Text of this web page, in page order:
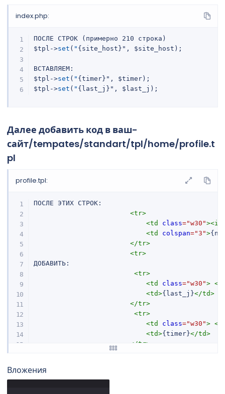
index.php:
ПОСЛЕ СТРОК ( примерно 210 строка )
$tpl->set ( " {site_host} " , $site_host ) ;
ВСТАВЛЯЕМ :
$tpl->set ( " {timer} " , $timer) ;
$tpl->set ( " {last_j } " , $last_j ) ;
Далее добавить код в ваш-
сайт/tempates/standart/tpl/home/profile.t
pl
profile.tpl:
ПОСЛЕ ЭТИХ СТРОК:
<tr>
<td class="w30 "><
<td colspan="3 ">
</tr>
<tr>
ДОБАВИТЬ:
<tr>
<td class="w30 "> <
<td>{last_j}</td>
</tr>
<tr>
<td class="w30 "> <
<td>{timer}</td>
</tr>
Вложения